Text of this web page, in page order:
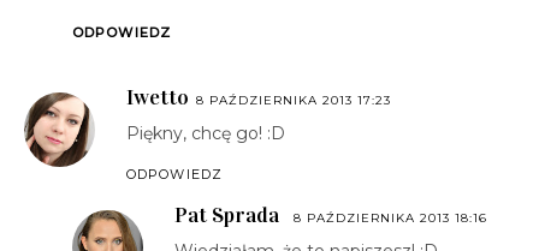
ODPOWIEDZ
Iwetto 8 PAŹDZIERNIKA 2013 17:23
Piękny, chcę go! :D
ODPOWIEDZ
Pat Sprada 8 PAŹDZIERNIKA 2013 18:16